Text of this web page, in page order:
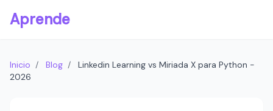
Aprende
Inicio / Blog /
Linkedin Learning vs Miriada X para Python -
2026